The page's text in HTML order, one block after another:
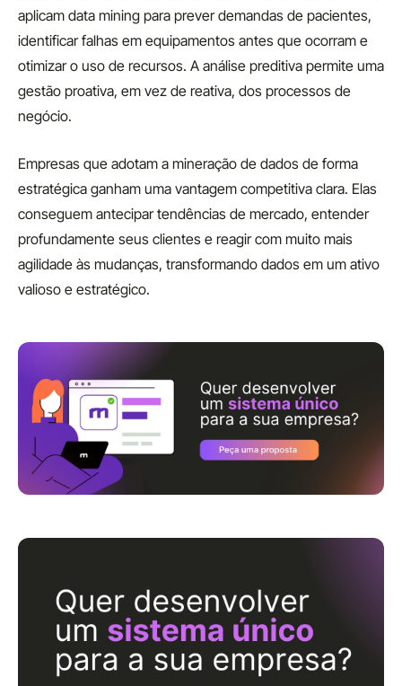
aplicam data mining para prever demandas de pacientes,
identificar falhas em equipamentos antes que ocorram e
otimizar o uso de recursos. A análise preditiva permite uma
gestão proativa, em vez de reativa, dos processos de
negócio.
Empresas que adotam a mineração de dados de forma
estratégica ganham uma vantagem competitiva clara. Elas
conseguem antecipar tendências de mercado, entender
profundamente seus clientes e reagir com muito mais
agilidade às mudanças, transformando dados em um ativo
valioso e estratégico.